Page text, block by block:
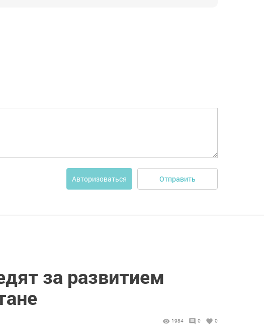
Авторизоваться Отправить
за развитием
1984 0 0